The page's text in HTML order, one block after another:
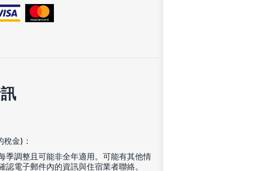
金)：
季調整且可能非全年適用。可能有其他情
電子郵件內的資訊與住宿業者聯絡。